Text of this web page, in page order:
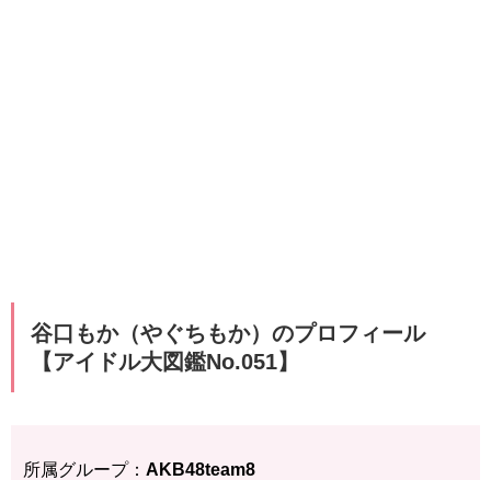
谷口もか（やぐちもか）のプロフィール
【アイドル大図鑑No.051】
所属グループ： AKB48team8